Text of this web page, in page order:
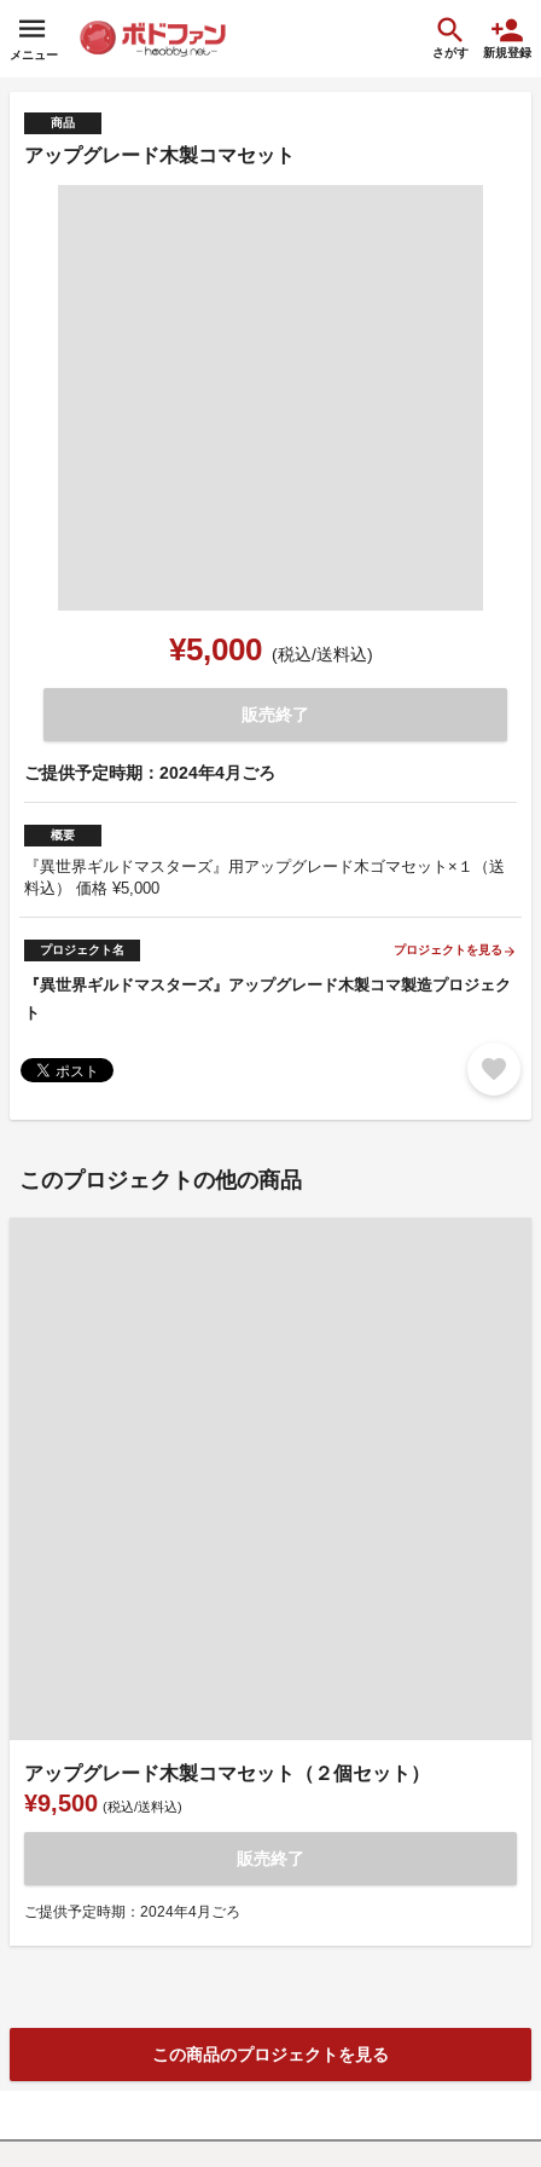
メニュー さがす 新規登録
商品
アップグレード木製コマセット
¥5,000 (税込/送料込)
販売終了
ご提供予定時期：2024年4月ごろ
概要
『異世界ギルドマスターズ』用アップグレード木ゴマセット×１（送
料込） 価格 ¥5,000
プロジェクト名 プロジェクトを見る arrow_forward
『異世界ギルドマスターズ』アップグレード木製コマ製造プロジェク
ト
favorite
このプロジェクトの他の商品
アップグレード木製コマセット（２個セット）
¥9,500 (税込/送料込)
販売終了
ご提供予定時期：2024年4月ごろ
この商品のプロジェクトを見る